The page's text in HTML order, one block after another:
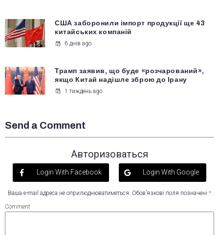
США заборонили імпорт продукції ще 43
китайських компаній
6 днів ago
Трамп заявив, що буде «розчарований»,
якщо Китай надішле зброю до Ірану
1 тиждень ago
Send a Comment
Авторизоваться
Login With Facebook Login With Google
Ваша e-mail адреса не оприлюднюватиметься. Обов’язкові поля позначені *
Comment